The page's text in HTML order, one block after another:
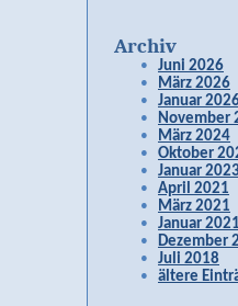
Archiv
Juni 2026
März 2026
Januar
November
März 2024
Oktober
Januar
April 2021
März 2021
Januar 2021
Dezember
Juli 2018
ältere